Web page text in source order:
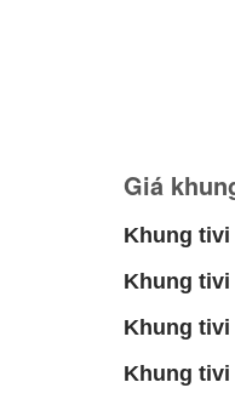
Giá
Khung tivi
Khung tivi
Khung tivi
Khung tivi